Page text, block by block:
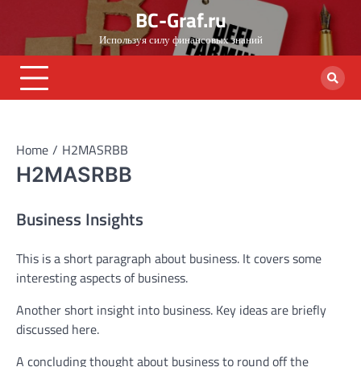
content
BC-Graf.ru
Используя силу финансовых знаний
Home H2MASRBB
H2MASRBB
Business Insights
This is a short paragraph about business. It covers some
interesting aspects of business.
Another short insight into business. Key ideas are briefly
discussed here.
A concluding thought about business to round off the